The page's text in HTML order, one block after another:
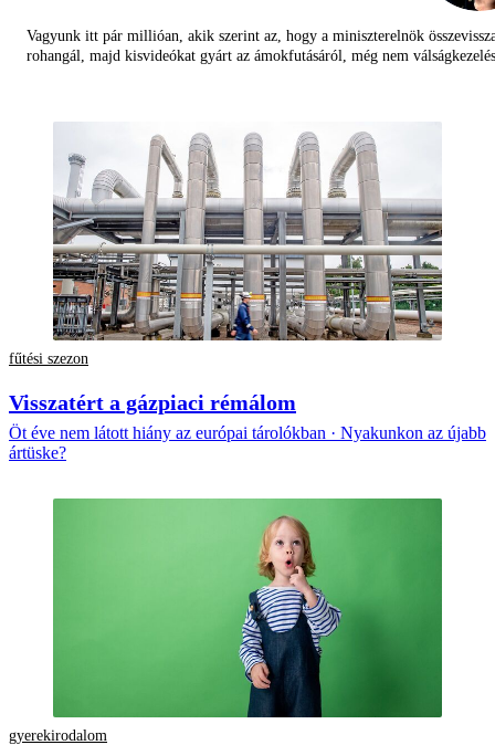
Vagyunk itt pár millióan, akik szerint az, hogy a miniszterelnök
rohangál, majd kisvideókat gyárt az ámokfutásáról, még nem
fűtési szezon
Visszatért a gázpiaci rémálom
Öt éve nem látott hiány az európai tárolókban · Nyakunkon az újabb
ártüske?
gyerekirodalom